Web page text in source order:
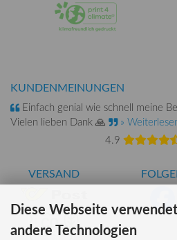
KUNDENMEINUNGEN
Einfach genial wie schnell meine
Vielen lieben Dank 🙏
»
4.9
VERSAND
Diese Webseite
andere Technologien